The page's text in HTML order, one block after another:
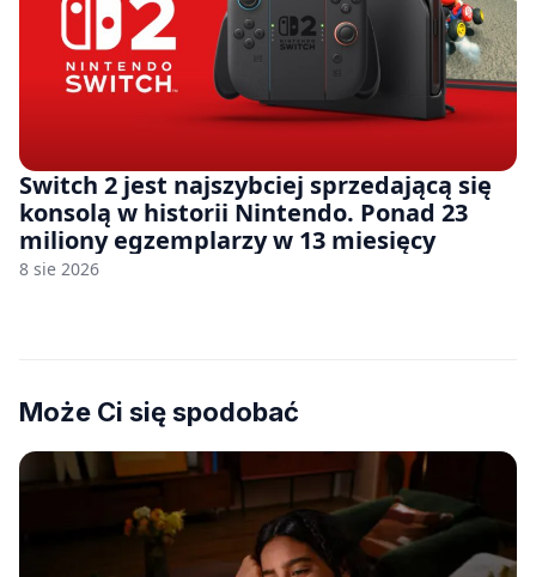
Switch 2 jest najszybciej sprzedającą się
konsolą w historii Nintendo. Ponad 23
miliony egzemplarzy w 13 miesięcy
8 sie 2026
Może Ci się spodobać